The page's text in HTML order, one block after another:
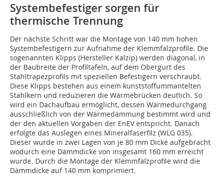
Systembefestiger sorgen für
thermische Trennung
Der nächste Schritt war die Montage von 140 mm hohen
Systembefestigern zur Aufnahme der Klemmfalzprofile. Die
sogenannten Klipps (Hersteller Kalzip) werden diagonal, in
der Baubreite der Profiltafeln, auf dem Obergurt des
Stahltrapezprofils mit speziellen Befestigern verschraubt.
Diese Klipps bestehen aus einem kunststoffummantelten
Stahlkern und reduzieren die Wärmebrücken deutlich. So
wird ein Dachaufbau ermöglicht, dessen Wärmedurchgang
ausschließlich von der Wärmedämmung bestimmt wird und
der den aktuellen Vorgaben der EnEV entspricht. Danach
erfolgte das Auslegen eines Mineralfaserfilz (WLG 035).
Dieser wurde in zwei Lagen von je 80 mm Dicke aufgebracht
wodurch eine Dämmdicke von insgesamt 160 mm erreicht
wurde. Durch die Montage der Klemmfalzprofile wird die
Dämmdicke auf 140 mm komprimiert.